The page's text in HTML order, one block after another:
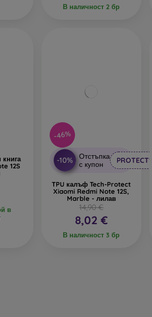
В наличност 2 бр
12S
в
-46%
-10%
Отстъпка
с купон
PROTECT10
TPU калъф Tech-Protect
Xiaomi Redmi Note 12S,
Marble - лилав
14,90 €
8,02 €
В наличност 3 бр